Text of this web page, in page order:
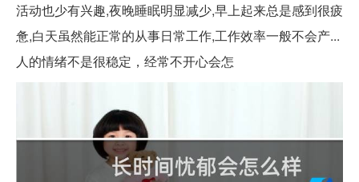
活动也少有兴趣,夜晚睡眠明显减少,早上起来总是感到很疲
惫,白天虽然能正常的从事日常工作,工作效率一般不会产...
人的情绪不是很稳定，经常不开心会怎